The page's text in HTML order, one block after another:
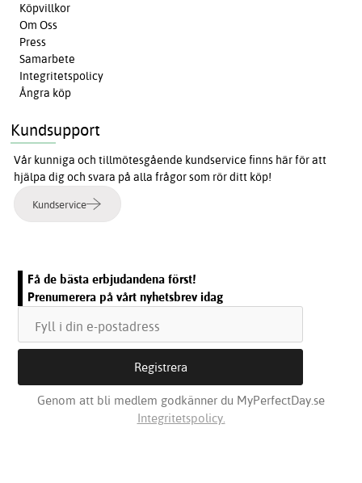
Köpvillkor
Om Oss
Press
Samarbete
Integritetspolicy
Ångra köp
Kundsupport
Vår kunniga och tillmötesgående kundservice finns här för att
hjälpa dig och svara på alla frågor som rör ditt köp!
Kundservice
Få de bästa erbjudandena först!
Prenumerera på vårt nyhetsbrev idag
Genom att bli medlem godkänner du MyPerfectDay.se
Integritetspolicy.